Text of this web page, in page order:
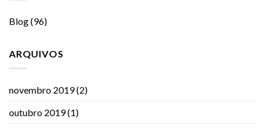
Blog(96)
ARQUIVOS
novembro 2019(2)
outubro 2019(1)